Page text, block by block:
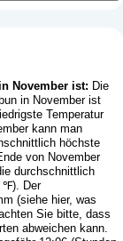
November ist: Die
in November ist
Temperatur
kann man
höchste
von November
durchschnittlich
℉). Der
(siehe hier, was
Sie bitte, dass
abweichen kann.